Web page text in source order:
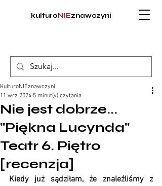
kulturoNIEznawczyni
Nie jest dobrze...
"Piękna Lucynda"
Teatr 6. Piętro
[recenzja]
KulturoNIEznawczyni
11 wrz 2024 5 minut(y) czytania
Kiedy już sądziłam, że znaleźliśmy z